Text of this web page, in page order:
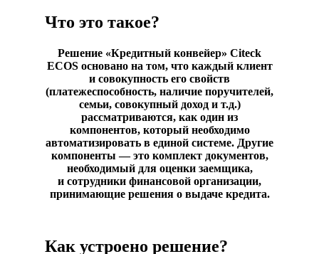
Что это такое?
Решение «Кредитный конвейер» Citeck
ECOS основано на том, что каждый клиент
и совокупность его свойств
(платежеспособность, наличие поручителей,
семьи, совокупный доход и т.д.)
рассматриваются, как один из
компонентов, который необходимо
автоматизировать в единой системе. Другие
компоненты — это комплект документов,
необходимый для оценки заемщика,
и сотрудники финансовой организации,
принимающие решения о выдаче кредита.
Как устроено решение?